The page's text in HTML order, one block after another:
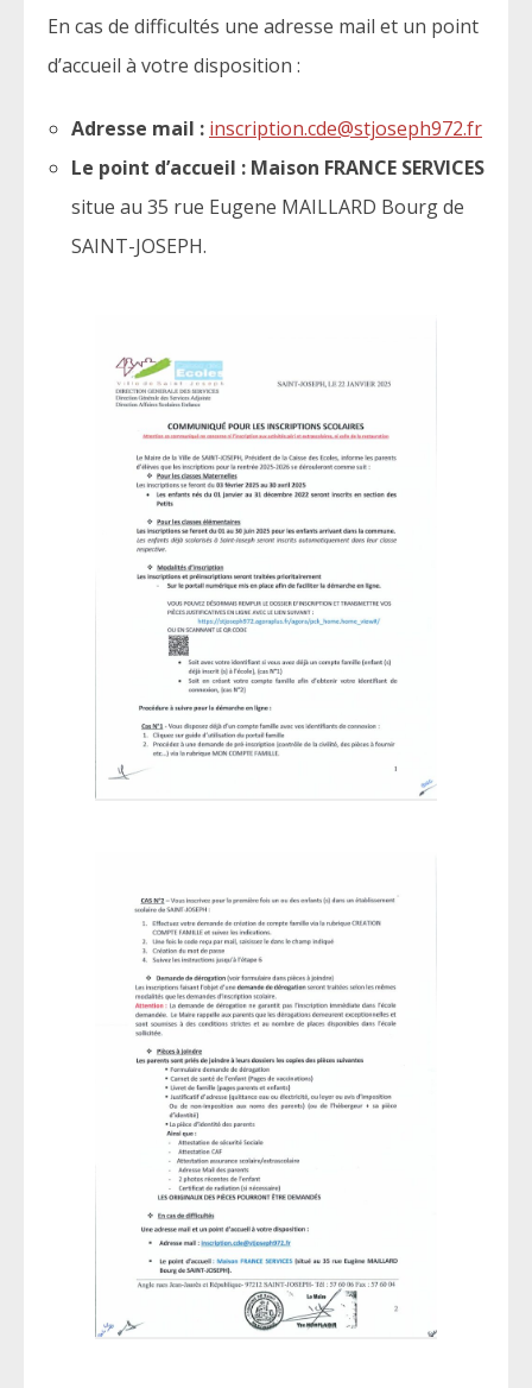
En cas de difficultés une adresse mail et un point
d’accueil à votre disposition :
Adresse mail : inscription.cde@stjoseph972.fr
Le point d’accueil : Maison FRANCE SERVICES
situe au 35 rue Eugene MAILLARD Bourg de
SAINT-JOSEPH.